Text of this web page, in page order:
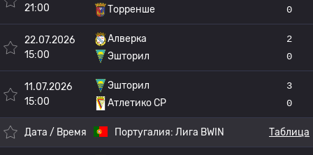
21:00
Торренше
0
22.07.2026
15:00
Алверка
Эшторил
2
0
11.07.2026
15:00
Эшторил
Атлетико CP
3
0
Дата / Время Португалия: Лига BWIN Таблица